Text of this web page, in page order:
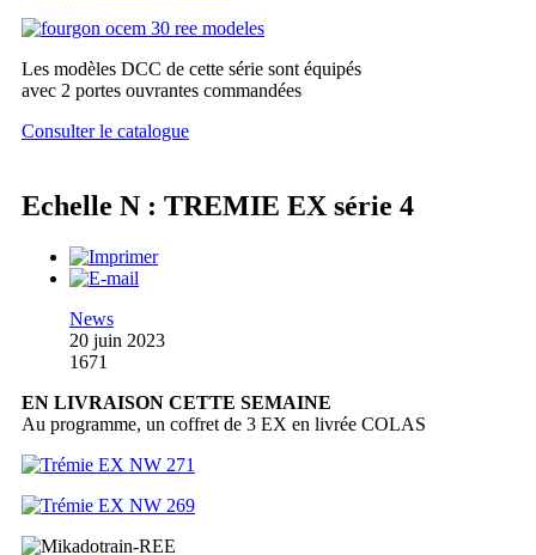
Les modèles DCC de cette série sont équipés
avec 2 portes ouvrantes commandées
Consulter le catalogue
Echelle N : TREMIE EX série 4
News
20 juin 2023
1671
EN LIVRAISON CETTE SEMAINE
Au programme, un coffret de 3 EX en livrée COLAS